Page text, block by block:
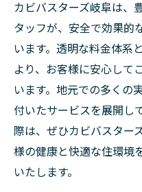
カビバスターズ岐阜は、
タッフが、安全で効果的
います。透明な料金体系
より、お客様に安心して
います。地元での多くの
付いたサービスを展開し
際は、ぜひカビバスター
様の健康と快適な住環境
いたします。